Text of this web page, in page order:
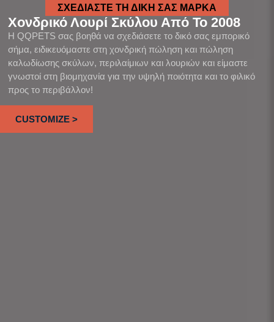
ΣΧΕΔΙΆΣΤΕ ΤΗ ΔΙΚΉ ΣΑΣ ΜΆΡΚΑ
Χονδρικό Λουρί Σκύλου Από Το 2008
Η QQPETS σας βοηθά να σχεδιάσετε το δικό σας εμπορικό
σήμα, ειδικευόμαστε στη χονδρική πώληση και πώληση
καλωδίωσης σκύλων, περιλαίμιων και λουριών και είμαστε
γνωστοί στη βιομηχανία για την υψηλή ποιότητα και το φιλικό
προς το περιβάλλον!
CUSTOMIZE >